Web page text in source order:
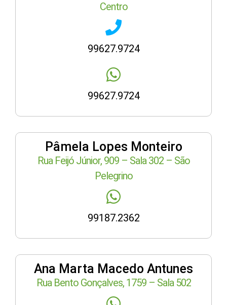
Centro
99627.9724
99627.9724
Pâmela Lopes Monteiro
Rua Feijó Júnior, 909 – Sala 302 – São
Pelegrino
99187.2362
Ana Marta Macedo Antunes
Rua Bento Gonçalves, 1759 – Sala 502